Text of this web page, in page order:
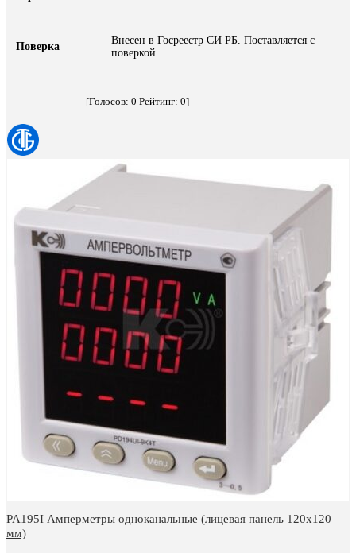
Поверка
Внесен в Госреестр СИ РБ. Поставляется с
поверкой.
[Голосов: 0 Рейтинг: 0]
PA195I Амперметры одноканальные (лицевая панель 120х120
мм)